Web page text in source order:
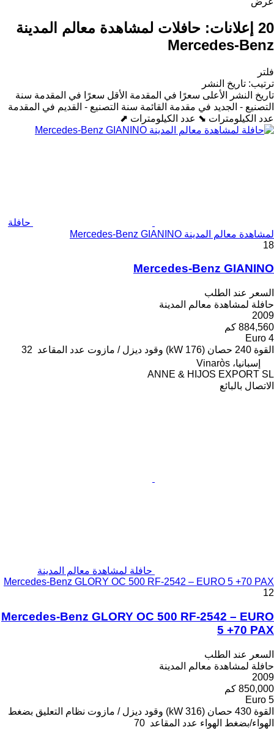
20 إعلانات:
حافلات لمشاهدة معالم المدينة
Mercedes-Benz
فلتر
ترتيب: تاريخ النشر
تاريخ النشر
الأعلى سعرًا في المقدمة الأقل سعرًا في المقدمة سنة
التصنيع - الجديد في مقدمة القائمة سنة التصنيع - القديم في المقدمة
عدد الكيلومترات ⬊ عدد الكيلومترات ⬈
حافلة
لمشاهدة معالم المدينة Mercedes-Benz GIANINO
18
Mercedes-Benz GIANINO
السعر عند الطلب
حافلة لمشاهدة معالم المدينة
2009
884,560 كم
Euro 4
القوة 240 حصان (176 kW) وقود ديزل / مازوت عدد المقاعد 32
إسبانيا، Vinaròs
ANNE & HIJOS EXPORT SL
الاتصال بالبائع
حافلة لمشاهدة معالم المدينة
Mercedes-Benz GLORY OC 500 RF-2542 – EURO 5 +70 PAX
12
Mercedes-Benz GLORY OC 500 RF-2542 – EURO
5 +70 PAX
السعر عند الطلب
حافلة لمشاهدة معالم المدينة
2009
850,000 كم
Euro 5
القوة 430 حصان (316 kW) وقود ديزل / مازوت نظام التعليق بضغط
الهواء/بضغط الهواء عدد المقاعد 70